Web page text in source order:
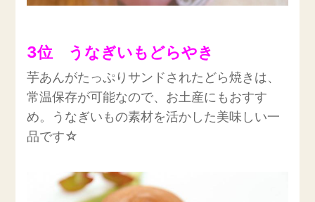
3位 うなぎいもどらやき
芋あんがたっぷりサンドされたどら焼きは、
常温保存が可能なので、お土産にもおすす
め。うなぎいもの素材を活かした美味しい一
品です☆